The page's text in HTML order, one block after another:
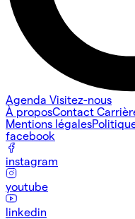
Agenda Visitez-nous
À proposContact
Mentions légales
facebook
instagram
youtube
linkedin